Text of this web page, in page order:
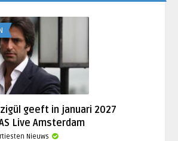
geeft in januari 2027
Live Amsterdam
Nieuws